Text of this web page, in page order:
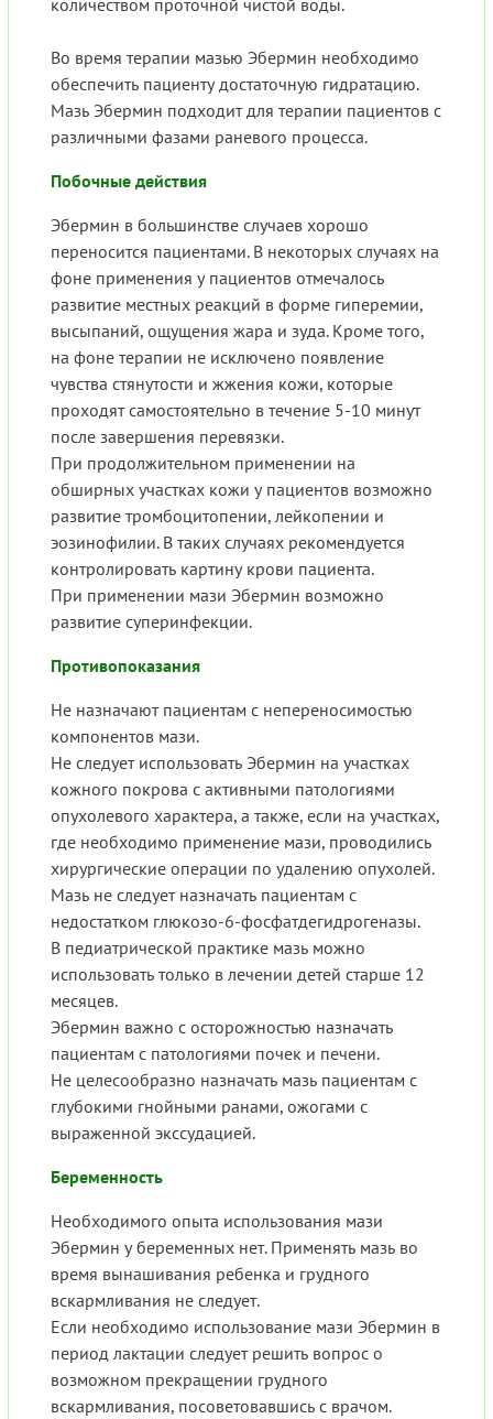
количеством проточной чистой воды.
Во время терапии мазью Эбермин необходимо
обеспечить пациенту достаточную гидратацию.
Мазь Эбермин подходит для терапии пациентов с
различными фазами раневого процесса.
Побочные действия
Эбермин в большинстве случаев хорошо
переносится пациентами. В некоторых случаях на
фоне применения у пациентов отмечалось
развитие местных реакций в форме гиперемии,
высыпаний, ощущения жара и зуда. Кроме того,
на фоне терапии не исключено появление
чувства стянутости и жжения кожи, которые
проходят самостоятельно в течение 5-10 минут
после завершения перевязки.
При продолжительном применении на
обширных участках кожи у пациентов возможно
развитие тромбоцитопении, лейкопении и
эозинофилии. В таких случаях рекомендуется
контролировать картину крови пациента.
При применении мази Эбермин возможно
развитие суперинфекции.
Противопоказания
Не назначают пациентам с непереносимостью
компонентов мази.
Не следует использовать Эбермин на участках
кожного покрова с активными патологиями
опухолевого характера, а также, если на участках,
где необходимо применение мази, проводились
хирургические операции по удалению опухолей.
Мазь не следует назначать пациентам с
недостатком глюкозо-6-фосфатдегидрогеназы.
В педиатрической практике мазь можно
использовать только в лечении детей старше 12
месяцев.
Эбермин важно с осторожностью назначать
пациентам с патологиями почек и печени.
Не целесообразно назначать мазь пациентам с
глубокими гнойными ранами, ожогами с
выраженной экссудацией.
Беременность
Необходимого опыта использования мази
Эбермин у беременных нет. Применять мазь во
время вынашивания ребенка и грудного
вскармливания не следует.
Если необходимо использование мази Эбермин в
период лактации следует решить вопрос о
возможном прекращении грудного
вскармливания, посоветовавшись с врачом.